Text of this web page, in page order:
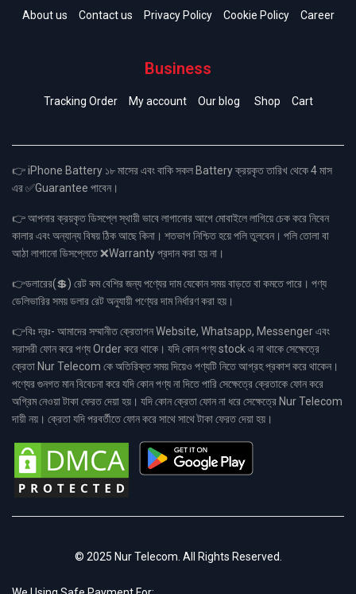
About us Contact us Privacy Policy Cookie Policy Career
Business
Tracking Order My account Our blog Shop Cart
👉 iPhone Battery ১৮ মাসের এবং বাকি সকল Battery ক্রয়কৃত তারিখ থেকে 4 মাস
এর ✅Guarantee পাবেন।
👉 আপনার ক্রয়কৃত ডিসপ্লে স্থায়ী ভাবে লাগানোর আগে মোবাইলে লাগিয়ে চেক করে নিবেন
কালার এবং অন্যান্য বিষয় ঠিক আছে কিনা। শতভাগ নিশ্চিত হয়ে পলি তুলবেন। পলি তোলা বা
আঠা লাগানো ডিসপ্লেতে ❌Warranty প্রদান করা হয় না।
👉ডলারের(💲) রেট কম বেশির জন্য পণ্যের দাম যেকোন সময় বাড়তে বা কমতে পারে। পণ্য
ডেলিভারির সময় ডলার রেট অনুযায়ী পণ্যের দাম নির্ধারণ করা হয়।
👉বিঃ দ্রঃ- আমাদের সম্মানীত ক্রেতাগন Website, Whatsapp, Messenger এবং
সরাসরী ফোন করে পণ্য Order করে থাকে। যদি কোন পণ্য stock এ না থাকে সেক্ষেত্রে
ক্রেতা Nur Telecom কে অতিরিক্ত সময় দিয়েও পণ্যটি নিতে আগ্রহ প্রকাশ করে থাকেন।
পণ্যের গুনগত মান বিবেচনা করে যদি কোন পণ্য না দিতে পারি সেক্ষেত্রে ক্রেতাকে ফোন করে
অগ্রিম নেওয়া টাকা ফেরত দেয়া হয়। যদি কোন ক্রেতা ফোন না ধরে সেক্ষেত্রে Nur Telecom
দায়ী নয়। ক্রেতা যদি পরবর্তীতে ফোন করে সাথে সাথে টাকা ফেরত দেয়া হয়।
© 2025 Nur Telecom. All Rights Reserved.